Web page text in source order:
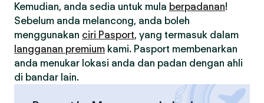
Kemudian, anda sedia untuk mula berpadanan!
Sebelum anda melancong, anda boleh
menggunakan ciri Pasport, yang termasuk dalam
langganan premium kami. Pasport membenarkan
anda menukar lokasi anda dan padan dengan ahli
di bandar lain.